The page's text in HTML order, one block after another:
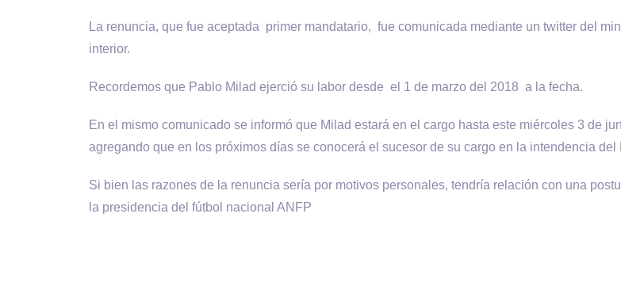
La renuncia, que fue aceptada primer mandatario, fue comunicada mediante un twitter del
interior.
Recordemos que Pablo Milad ejerció su labor desde el 1 de marzo del 2018 a la fecha.
En el mismo comunicado se informó que Milad estará en el cargo hasta este miércoles 3 de
agregando que en los próximos días se conocerá el sucesor de su cargo en la intendencia del
Si bien las razones de la renuncia sería por motivos personales, tendría relación con una
la presidencia del fútbol nacional ANFP